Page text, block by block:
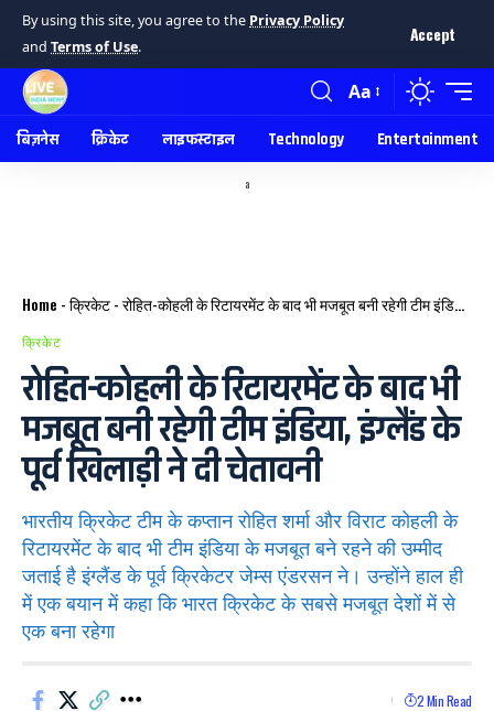
By using this site, you agree to the Privacy Policy
and Terms of Use.
Accept
Aa
बिज़नेस क्रिकेट लाइफस्टाइल Technology Entertainment
a
Home -क्रिकेट-रोहित-कोहली के रिटायरमेंट के बाद भी मजबूत बनी रहेगी टीम इंडिया, इंग्लैंड के पूर्व खिलाड़ी ने दी चेतावनी
क्रिकेट
रोहित-कोहली के रिटायरमेंट के बाद भी
मजबूत बनी रहेगी टीम इंडिया, इंग्लैंड के
पूर्व खिलाड़ी ने दी चेतावनी
भारतीय क्रिकेट टीम के कप्तान रोहित शर्मा और विराट कोहली के
रिटायरमेंट के बाद भी टीम इंडिया के मजबूत बने रहने की उम्मीद
जताई है इंग्लैंड के पूर्व क्रिकेटर जेम्स एंडरसन ने। उन्होंने हाल ही
में एक बयान में कहा कि भारत क्रिकेट के सबसे मजबूत देशों में से
एक बना रहेगा
2 Min Read